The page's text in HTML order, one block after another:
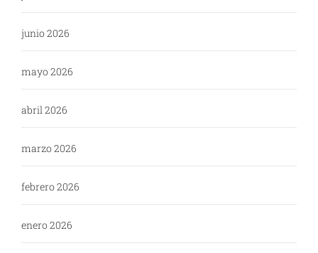
junio 2026
mayo 2026
abril 2026
marzo 2026
febrero 2026
enero 2026